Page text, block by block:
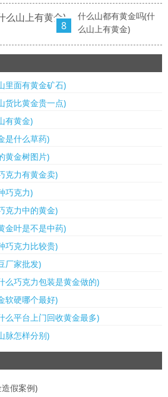
8
什么山都有黄金吗(什
么山上有黄金)
里面有黄金矿石)
货比黄金贵一点)
有黄金)
是什么草药)
黄金树图片)
克力有黄金卖)
巧克力)
克力中的黄金)
金叶是不是中药)
巧克力比较贵)
厂家批发)
么巧克力包装是黄金做的)
软硬哪个最好)
么平台上门回收黄金最多)
脉怎样分别)
假案例)